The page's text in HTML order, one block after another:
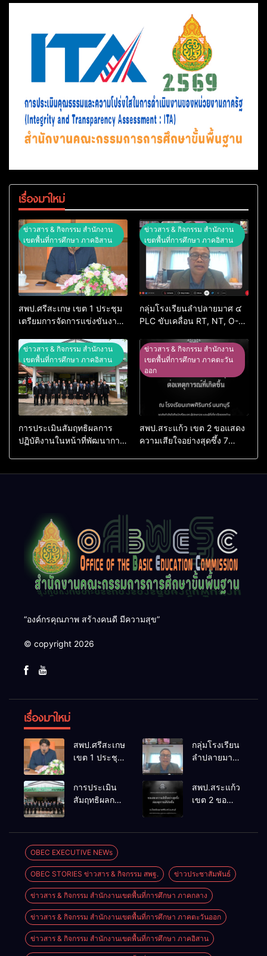
เรื่องมาใหม่
ข่าวสาร & กิจกรรม สำนักงาน
เขตพื้นที่การศึกษา ภาคอิสาน
สพป.ศรีสะเกษ เขต 1 ประชุม
เตรียมการจัดการแข่งขันงาน
74 ปีการศึกษา 2569
ข่าวสาร & กิจกรรม สำนักงาน
เขตพื้นที่การศึกษา ภาคอิสาน
กลุ่มโรงเรียนลำปลายมาศ ๔
PLC ขับเคลื่อน RT, NT, O-
ข่าวสาร & กิจกรรม สำนักงาน
เขตพื้นที่การศึกษา ภาคอิสาน
การประเมินสัมฤทธิผลการ
ปฏิบัติงานในหน้าที่พัฒนาการ
ข่าวสาร & กิจกรรม สำนักงาน
เขตพื้นที่การศึกษา ภาคตะวัน
ออก
สพป.สระแก้ว เขต 2 ขอแสดง
ความเสียใจอย่างสุดซึ้ง 7
“องค์กรคุณภาพ สร้างคนดี มีความสุข”
© copyright 2026
เรื่องมาใหม่
สพป.ศรีสะเกษ
เขต 1 ประชุม
จัดการ
แข่งขันงาน
ศิลปหัตถกรรม
74 ปีการ
ศึกษา 2569
กลุ่มโรงเรียน
ลำปลายมาศ
เคลื่อน RT,
NT, O-NET
การประเมิน
สัมฤทธิผลการ
ศึกษา
ตำแหน่ง รอง
ผู้อำนวยการ
สถานศึกษา
สพป.สระแก้ว
เขต 2 ขอ
OBEC EXECUTIVE NEWs
OBEC STORIES ข่าวสาร & กิจกรรม สพฐ. ข่าวประชาสัมพันธ์
ข่าวสาร & กิจกรรม สำนักงานเขตพื้นที่การศึกษา ภาคกลาง
ข่าวสาร & กิจกรรม สำนักงานเขตพื้นที่การศึกษา ภาคตะวันออก
ข่าวสาร & กิจกรรม สำนักงานเขตพื้นที่การศึกษา ภาคอิสาน